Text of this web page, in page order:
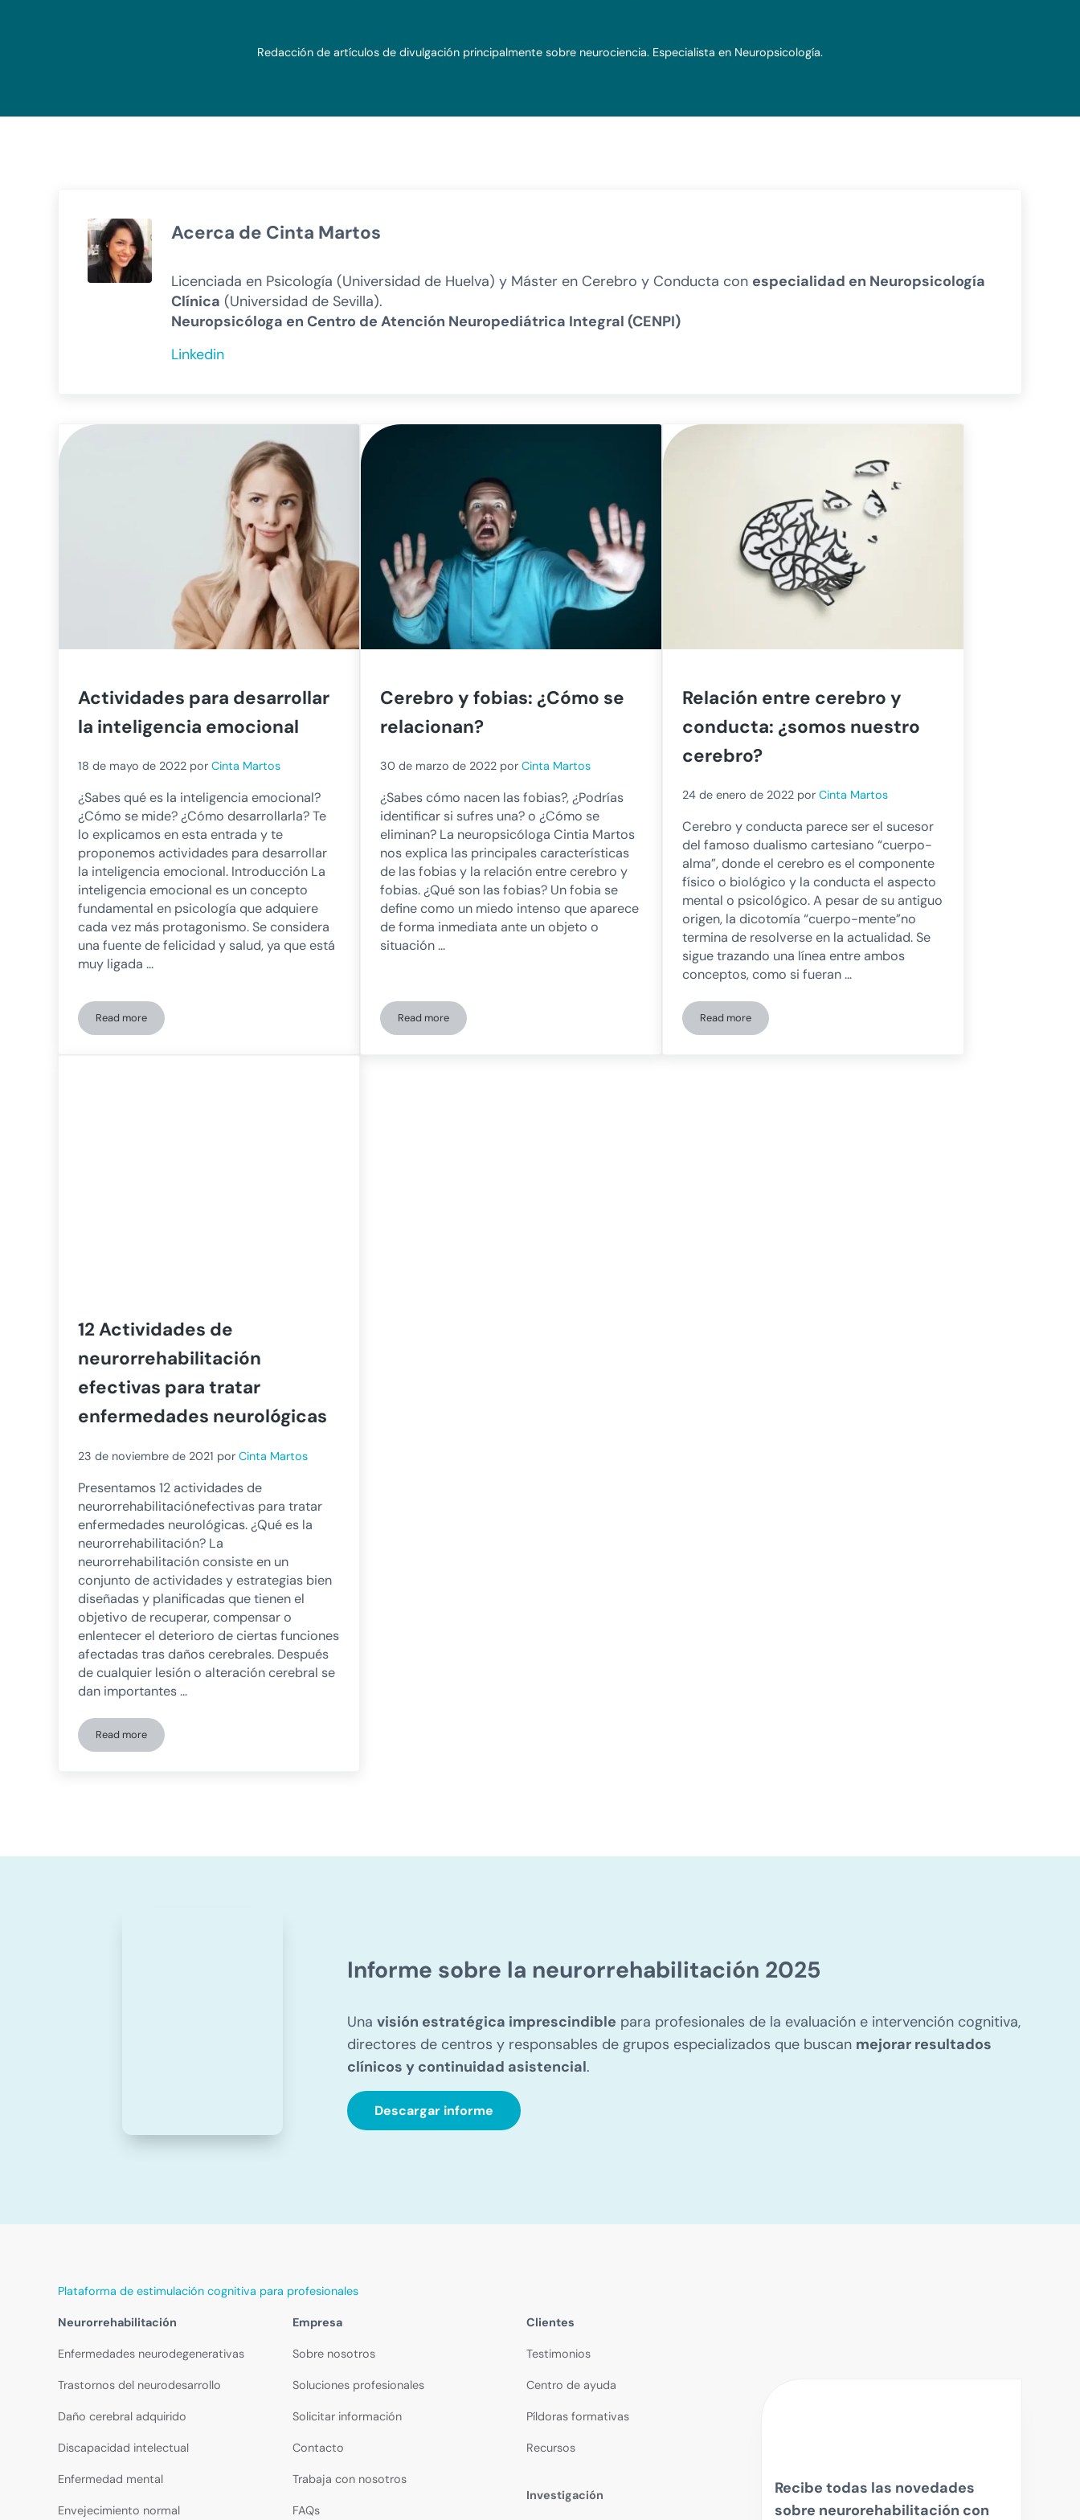
Redacción de artículos de divulgación principalmente sobre neurociencia. Especialista en Neuropsicología.
Acerca de Cinta Martos
Licenciada en Psicología (Universidad de Huelva) y Máster en Cerebro y Conducta con especialidad en Neuropsicología
Clínica (Universidad de Sevilla).
Neuropsicóloga en Centro de Atención Neuropediátrica Integral (CENPI)
Linkedin
Actividades para desarrollar
la inteligencia emocional
18 de mayo de 2022 por Cinta Martos
¿Sabes qué es la inteligencia emocional?
¿Cómo se mide? ¿Cómo desarrollarla? Te
lo explicamos en esta entrada y te
proponemos actividades para desarrollar
la inteligencia emocional. Introducción La
inteligencia emocional es un concepto
fundamental en psicología que adquiere
cada vez más protagonismo. Se considera
una fuente de felicidad y salud, ya que está
muy ligada …
Read moreActividades para desarrollar la inteligencia emocional
Cerebro y fobias: ¿Cómo se
relacionan?
30 de marzo de 2022 por Cinta Martos
¿Sabes cómo nacen las fobias?, ¿Podrías
identificar si sufres una? o ¿Cómo se
eliminan? La neuropsicóloga Cintia Martos
nos explica las principales características
de las fobias y la relación entre cerebro y
fobias. ¿Qué son las fobias? Un fobia se
define como un miedo intenso que aparece
de forma inmediata ante un objeto o
situación …
Read moreCerebro y fobias: ¿Cómo se relacionan?
Relación entre cerebro y
conducta: ¿somos nuestro
cerebro?
24 de enero de 2022 por Cinta Martos
Cerebro y conducta parece ser el sucesor
del famoso dualismo cartesiano “cuerpo-
alma”, donde el cerebro es el componente
físico o biológico y la conducta el aspecto
mental o psicológico. A pesar de su antiguo
origen, la dicotomía “cuerpo-mente”no
termina de resolverse en la actualidad. Se
sigue trazando una línea entre ambos
conceptos, como si fueran …
Read moreRelación entre cerebro y conducta: ¿somos nuestro cerebro?
12 Actividades de
neurorrehabilitación
efectivas para tratar
enfermedades neurológicas
23 de noviembre de 2021 por Cinta Martos
Presentamos 12 actividades de
neurorrehabilitaciónefectivas para tratar
enfermedades neurológicas. ¿Qué es la
neurorrehabilitación? La
neurorrehabilitación consiste en un
conjunto de actividades y estrategias bien
diseñadas y planificadas que tienen el
objetivo de recuperar, compensar o
enlentecer el deterioro de ciertas funciones
afectadas tras daños cerebrales. Después
de cualquier lesión o alteración cerebral se
dan importantes …
Read more12 Actividades de neurorrehabilitación efectivas para tratar enfermedades neurológicas
Informe sobre la neurorrehabilitación 2025
Una visión estratégica imprescindible para profesionales de la evaluación e intervención cognitiva,
directores de centros y responsables de grupos especializados que buscan mejorar resultados
clínicos y continuidad asistencial.
Descargar informe
Plataforma de estimulación cognitiva para profesionales
Neurorrehabilitación
Enfermedades neurodegenerativas
Trastornos del neurodesarrollo
Daño cerebral adquirido
Discapacidad intelectual
Enfermedad mental
Envejecimiento normal
Empresa
Sobre nosotros
Soluciones profesionales
Solicitar información
Contacto
Trabaja con nosotros
FAQs
Clientes
Testimonios
Centro de ayuda
Píldoras formativas
Recursos
Investigación
Recibe todas las novedades
sobre neurorehabilitación con